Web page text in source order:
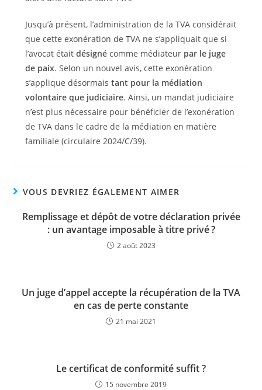
Jusqu’à présent, l’administration de la TVA considérait
que cette exonération de TVA ne s’appliquait que si
l’avocat était désignécomme médiateur par le juge
de paix. Selon un nouvel avis, cette exonération
s’applique désormais tant pour la médiation
volontaire que judiciaire. Ainsi, un mandat judiciaire
n’est plus nécessaire pour bénéficier de l’exonération
de TVA dans le cadre de la médiation en matière
familiale (circulaire 2024/C/39).
VOUS DEVRIEZ ÉGALEMENT AIMER
Remplissage et dépôt de votre déclaration privée
: un avantage imposable à titre privé ?
2 août 2023
Un juge d’appel accepte la récupération de la TVA
en cas de perte constante
21 mai 2021
Le certificat de conformité suffit ?
15 novembre 2019